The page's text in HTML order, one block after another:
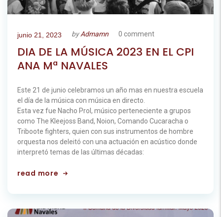
junio 21, 2023 byAdmamn 0 comment
DIA DE LA MÚSICA 2023 EN EL CPI
ANA Mª NAVALES
Este 21 de junio celebramos un año mas en nuestra escuela
el día de la música con música en directo.
Esta vez fue Nacho Prol, músico perteneciente a grupos
como The Kleejoss Band, Noion, Comando Cucaracha o
Triboote fighters, quien con sus instrumentos de hombre
orquesta nos deleitó con una actuación en acústico donde
interpretó temas de las últimas décadas:
read more